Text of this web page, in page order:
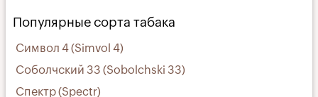
Популярные сорта табака
Символ 4 (Simvol 4)
Соболчский 33 (Sobolchski 33)
Спектр (Spectr)